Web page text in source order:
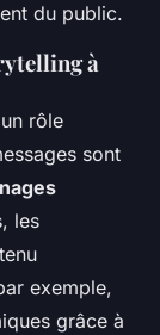
du public.
à
rôle
sont
les
exemple,
grâce à